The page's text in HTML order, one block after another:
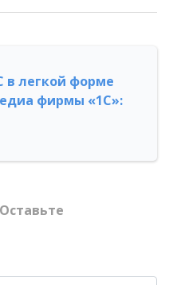
в легкой форме
фирмы «1С»: